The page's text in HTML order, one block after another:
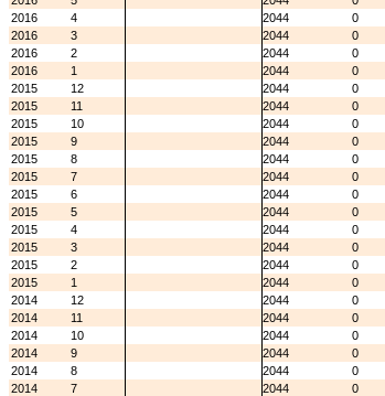
2016
4 2044
0
2016
3 2044
0
2016
2 2044
0
2016
1 2044
0
2015
12 2044
0
2015
11 2044
0
2015
10 2044
0
2015
9 2044
0
2015
8 2044
0
2015
7 2044
0
2015
6 2044
0
2015
5 2044
0
2015
4 2044
0
2015
3 2044
0
2015
2 2044
0
2015
1 2044
0
2014
12 2044
0
2014
11 2044
0
2014
10 2044
0
2014
9 2044
0
2014
8 2044
0
2014
7 2044
0